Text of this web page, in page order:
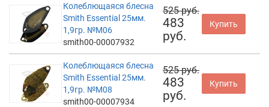
Колеблющаяся блесна
Smith Essential 25мм.
1,9гр. №M06
smith00-00007932
525 руб.
483
руб.
Купить
Колеблющаяся блесна
Smith Essential 25мм.
1,9гр. №M08
smith00-00007934
525 руб.
483
руб.
Купить